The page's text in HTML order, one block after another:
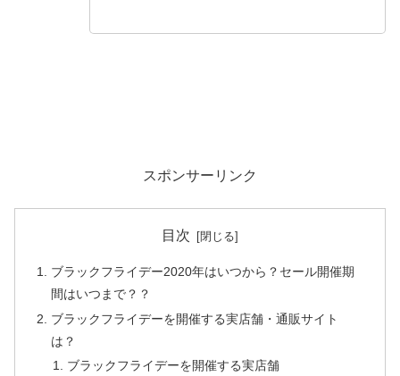
スポンサーリンク
目次
ブラックフライデー2020年はいつから？セール開催期
間はいつまで？？
ブラックフライデーを開催する実店舗・通販サイト
は？
ブラックフライデーを開催する実店舗